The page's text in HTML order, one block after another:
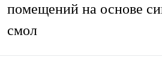
помещений на основе
смол